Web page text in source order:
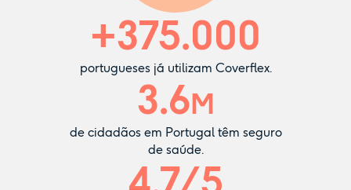
+375.000
portugueses já utilizam Coverflex.
3.6M
de cidadãos em Portugal têm seguro
de saúde.